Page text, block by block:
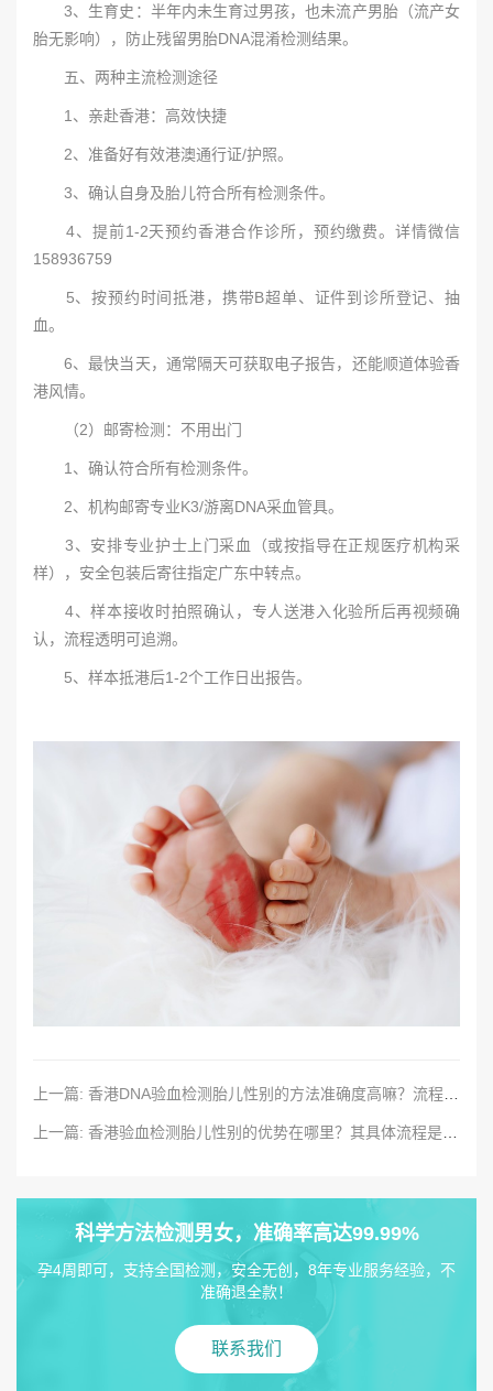
3、生育史：半年内未生育过男孩，也未流产男胎（流产女
胎无影响），防止残留男胎DNA混淆检测结果。
五、两种主流检测途径
1、亲赴香港：高效快捷
2、准备好有效港澳通行证/护照。
3、确认自身及胎儿符合所有检测条件。
4、提前1-2天预约香港合作诊所，预约缴费。详情微信
158936759
5、按预约时间抵港，携带B超单、证件到诊所登记、抽
血。
6、最快当天，通常隔天可获取电子报告，还能顺道体验香
港风情。
（2）邮寄检测：不用出门
1、确认符合所有检测条件。
2、机构邮寄专业K3/游离DNA采血管具。
3、安排专业护士上门采血（或按指导在正规医疗机构采
样），安全包装后寄往指定广东中转点。
4、样本接收时拍照确认，专人送港入化验所后再视频确
认，流程透明可追溯。
5、样本抵港后1-2个工作日出报告。
科学方法检测男女，准确率高达99.99%
孕4周即可，支持全国检测，安全无创，8年专业服务经验，不
准确退全款！
联系我们